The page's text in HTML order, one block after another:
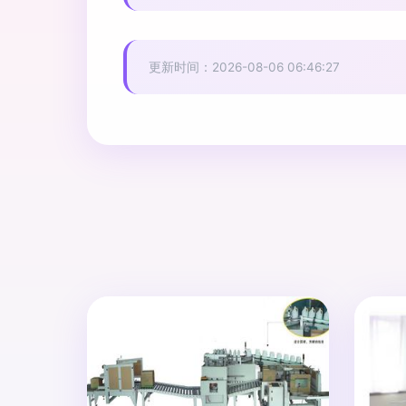
更新时间：2026-08-06 06:46:27